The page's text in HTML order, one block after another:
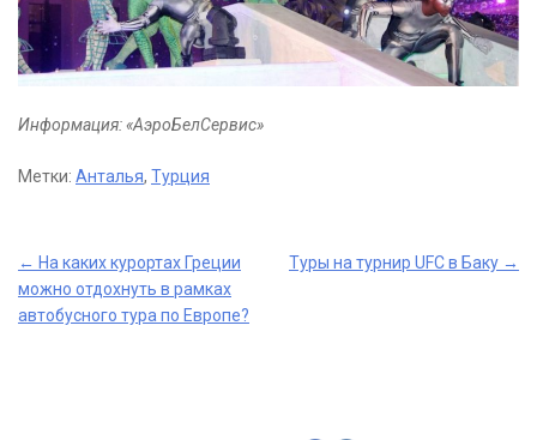
Информация: «АэроБелСервис»
Метки: Анталья, Турция
Post
navigation
← На каких курортах Греции
можно отдохнуть в рамках
автобусного тура по Европе?
Туры на турнир UFC в Баку →